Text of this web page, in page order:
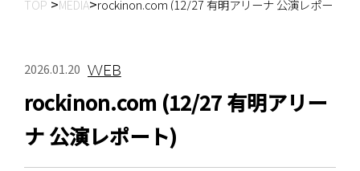
TOP MEDIA rockinon.com (12/27 有明アリーナ 公演レポート)
2026.01.20 WEB
rockinon.com (12/27 有明アリー
ナ 公演レポート)